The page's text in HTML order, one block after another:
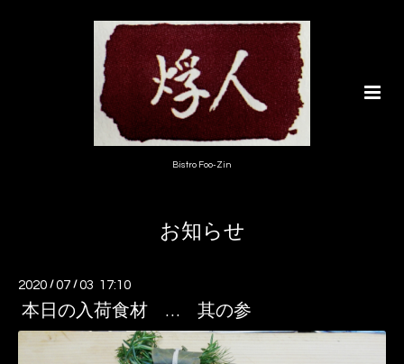
Bistro Foo-Zin
お知らせ
2020 /07 /03 17:10
本日の入荷食材 … 其の参